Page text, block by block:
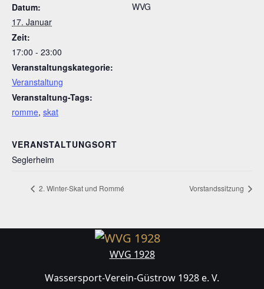
Datum:
17. Januar
Zeit:
17:00 - 23:00
Veranstaltungskategorie:
Veranstaltung
Veranstaltung-Tags:
romme, skat
WVG
VERANSTALTUNGSORT
Seglerheim
2. Winter-Skat und Rommé Vorstandssitzung
WVG 1928
Wassersport-Verein-Güstrow 1928 e. V.